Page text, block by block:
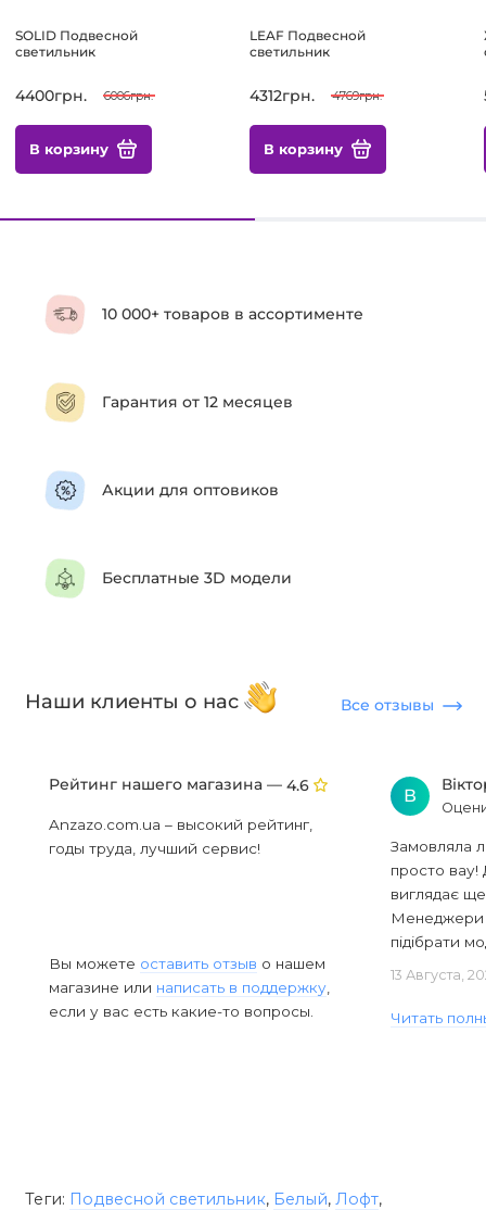
SOLID Подвесной
светильник
4400грн. 6006грн.
В корзину
LEAF Подвесной
светильник
4312грн. 4769грн.
В корзину
10 000+ товаров в ассортименте
Гарантия от 12 месяцев
Акции для оптовиков
Бесплатные 3D модели
Наши клиенты о нас Все отзывы
Рейтинг нашего магазина — 4.6
Anzazo.com.ua – высокий рейтинг,
годы труда, лучший сервис!
Вы можете оставить отзыв о нашем
магазине или написать в поддержку
если у вас есть какие-то вопросы.
В
Замовляла
просто вау!
виглядає
Менеджери
підібрати
13 Августа,
Читать
Теги: Подвесной светильник, Белый, Лофт,